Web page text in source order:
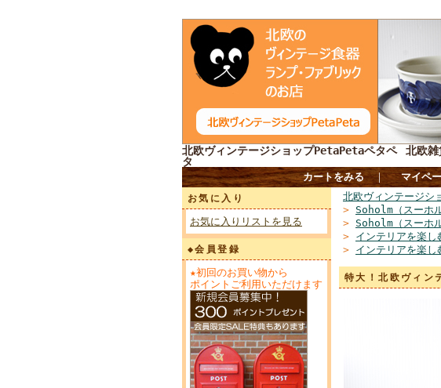
北欧ヴィンテージショップPetaPetaペタペ
タ
北欧雑
カートをみる ｜ マイペ
お気に入り
お気に入りリストを見る
◆会員登録
★初回のお買い物から
ポイントご利用いただけます
北欧ヴィンテージシ
> Soholm（スーホ
> Soholm（スーホ
> インテリアを楽し
> インテリアを楽し
特大！北欧ヴィ